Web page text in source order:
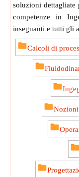
soluzioni dettagliate
competenze in
insegnanti e tutti gli
Calcoli di